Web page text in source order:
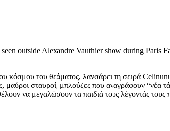
outside Alexandre Vauthier show during Paris
του θεάματος, λανσάρει τη σειρά
σταυροί, μπλούζες που αναγράφουν “νέα
να μεγαλώσουν τα παιδιά τους λέγοντάς τους